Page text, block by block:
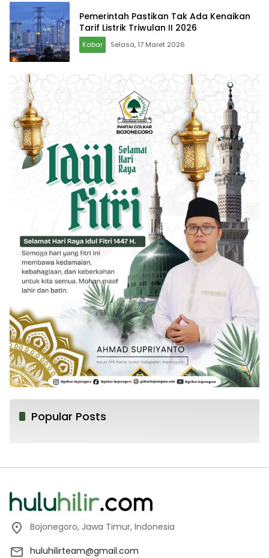
Pemerintah Pastikan Tak Ada Kenaikan
Tarif Listrik Triwulan II 2026
Kabar Selasa, 17 Maret 2026
Popular Posts
Bojonegoro, Jawa Timur, Indonesia
huluhilirteam@gmail.com